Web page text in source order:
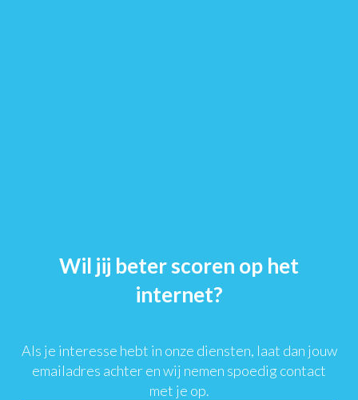
Wil jij beter scoren op het
internet?
Als je interesse hebt in onze diensten, laat dan jouw
emailadres achter en wij nemen spoedig contact
met je op.